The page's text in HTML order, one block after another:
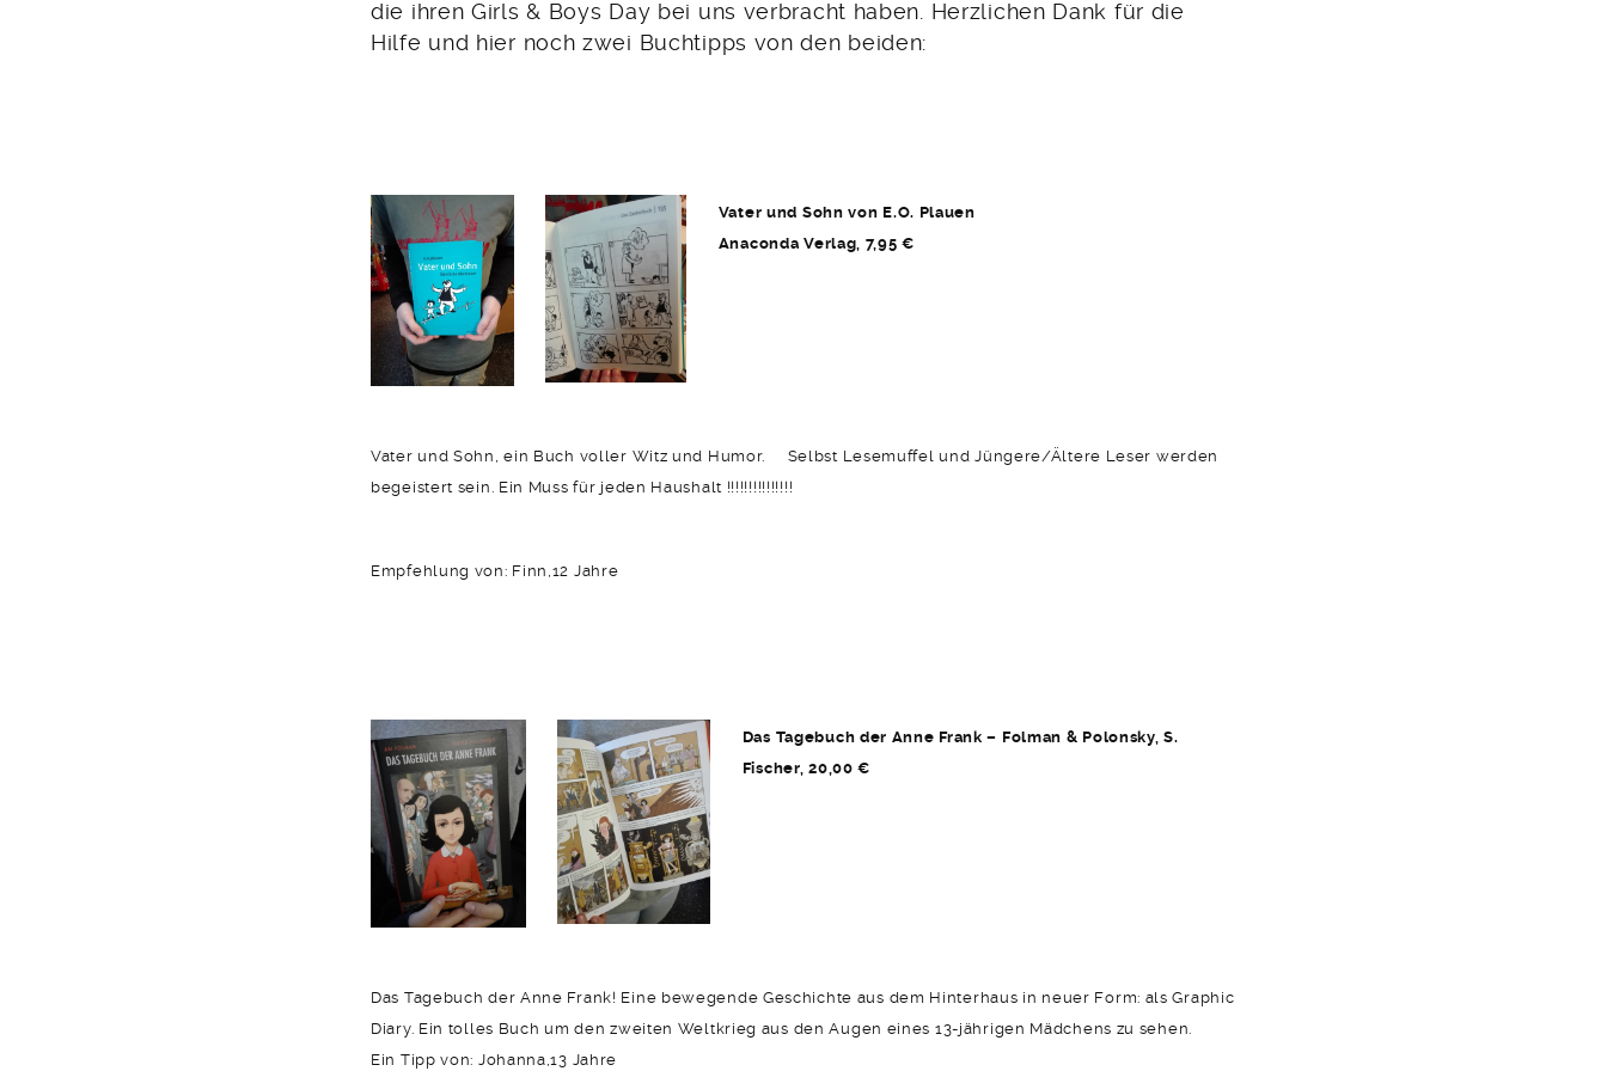
die ihren Girls & Boys Day bei uns verbracht haben. Herzlichen Dank für die
Hilfe und hier noch zwei Buchtipps von den beiden:
Vater und Sohn von E.O. Plauen
Anaconda Verlag, 7,95 €
Vater und Sohn, ein Buch voller Witz und Humor. Selbst Lesemuffel und Jüngere/Ältere Leser werden
begeistert sein. Ein Muss für jeden Haushalt !!!!!!!!!!!!!!!
Empfehlung von: Finn,12 Jahre
Das Tagebuch der Anne Frank – Folman & Polonsky, S.
Fischer, 20,00 €
Das Tagebuch der Anne Frank! Eine bewegende Geschichte aus dem Hinterhaus in neuer Form: als Graphic
Diary. Ein tolles Buch um den zweiten Weltkrieg aus den Augen eines 13-jährigen Mädchens zu sehen.
Ein Tipp von: Johanna,13 Jahre